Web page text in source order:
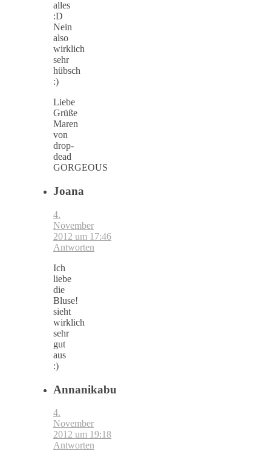
alles
:D
Nein
also
wirklich
sehr
hübsch
:)
Liebe
Grüße
Maren
von
drop-
dead
GORGEOUS
Joana
4.
November
2012 um 17:46
Antworten
Ich
liebe
die
Bluse!
sieht
wirklich
sehr
gut
aus
:)
Annanikabu
4.
November
2012 um 19:18
Antworten